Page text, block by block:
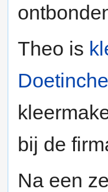
Theo is
bij de
Na een